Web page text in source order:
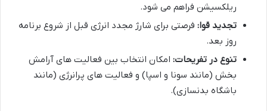
ریلکسیشن فراهم می شود.
تجدید قوا: فرصتی برای شارژ مجدد انرژی قبل از شروع برنامه
روز بعد.
تنوع در تفریحات: امکان انتخاب بین فعالیت های آرامش
بخش (مانند سونا و اسپا) و فعالیت های پرانرژی (مانند
باشگاه بدنسازی).